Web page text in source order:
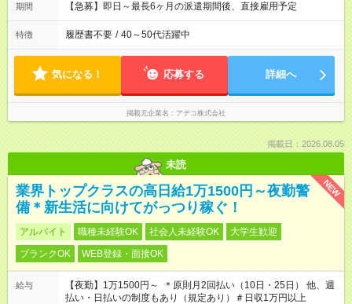
期間 【急募】即日～最長6ヶ月の派遣期間後、直接雇用予定
特徴 履歴書不要 / 40～50代活躍中
気になる！ 応募する 詳細へ
掲載元企業名 アデコ株式会社
掲載日：2026.08.05
未読
NEW
業界トップクラスの高日給1万1500円～夜勤警
備＊新生活に向けてがっつり稼ぐ！
アルバイト 職種未経験OK 社会人未経験OK
大学生歓迎
ブランクOK
WEB登録・面接OK
給与
【夜勤】1万1500円～ ＊原則月2回払い（10日・25日） 他、週
払い・日払いの制度もあり（規定あり）＃日収1万円以上